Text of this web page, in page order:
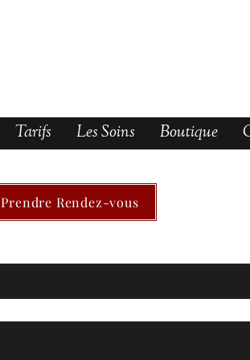
Tarifs Les Soins Boutique
Prendre Rendez-vous